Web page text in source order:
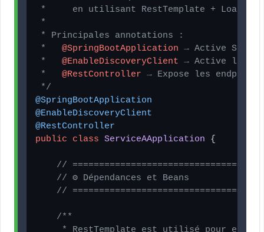
*     en utilisant RestTemplate + Load
*
* Principales annotations :
* @SpringBootApplication → Active
* @EnableDiscoveryClient → Active le
* @RestController → Expose les
*/
@SpringBootApplication
@EnableDiscoveryClient
@RestController
public
class ServiceAApplication {
//
// ⚙️ Dépendances et Beans
//
/**
* RestTemplate est utilisé pour